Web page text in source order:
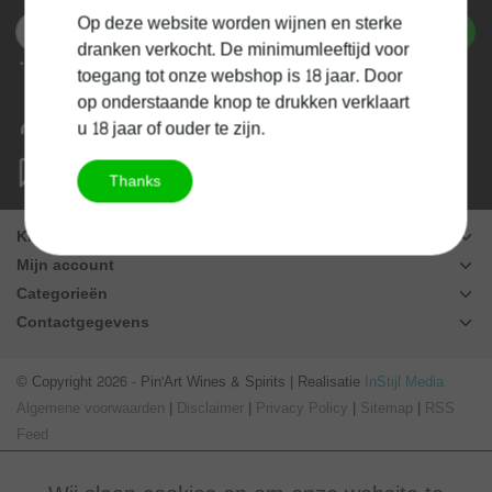
Abonneer
* We'll never share your email with anyone else.
Mijn account
Beheer jouw aankoopgeschiedenis
Vragen?
hello@pinart.be
Klantenservice
Mijn account
Categorieën
Contactgegevens
© Copyright 2026 - Pin'Art Wines & Spirits | Realisatie InStijl Media
Algemene voorwaarden | Disclaimer | Privacy Policy | Sitemap | RSS
Feed
Op deze website worden wijnen en sterke
dranken verkocht. De minimumleeftijd voor
toegang tot onze webshop is 18 jaar. Door
op onderstaande knop te drukken verklaart
u 18 jaar of ouder te zijn.
Thanks